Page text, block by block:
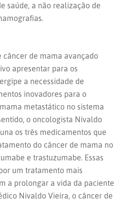
saúde, a não realização de
de mama avançado
apresentar para os
a necessidade de
inovadores para o
metastático no sistema
o oncologista Nivaldo
os três medicamentos que
do câncer de mama no
e trastuzumabe. Essas
um tratamento mais
a prolongar a vida da paciente
Nivaldo Vieira, o câncer de